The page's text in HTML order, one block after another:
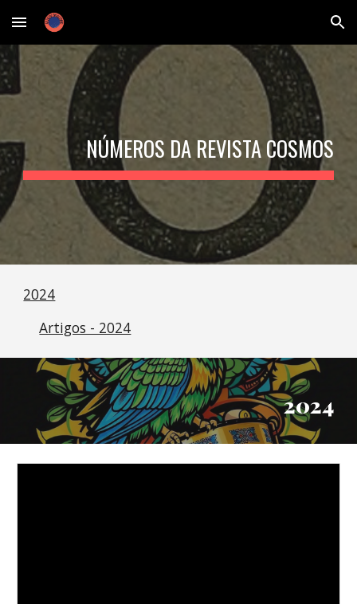
Skip to main content Skip to navigation
NÚMEROS DA REVISTA COSMOS
2024
Artigos - 2024
2024